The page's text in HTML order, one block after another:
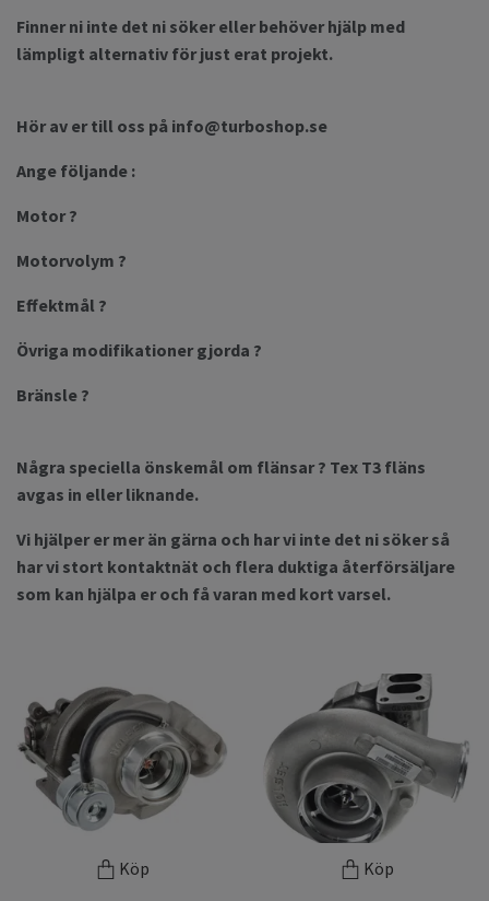
Finner ni inte det ni söker eller behöver hjälp med
lämpligt alternativ för just erat projekt.
Hör av er till oss på info@turboshop.se
Ange följande :
Motor ?
Motorvolym ?
Effektmål ?
Övriga modifikationer gjorda ?
Bränsle ?
Några speciella önskemål om flänsar ? Tex T3 fläns
avgas in eller liknande.
Vi hjälper er mer än gärna och har vi inte det ni söker så
har vi stort kontaktnät och flera duktiga återförsäljare
som kan hjälpa er och få varan med kort varsel.
Köp Köp